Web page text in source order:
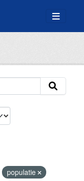
populatie